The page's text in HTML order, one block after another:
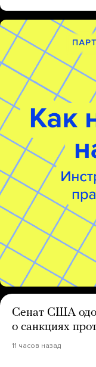
Сенат США
о санкциях
11 часов назад